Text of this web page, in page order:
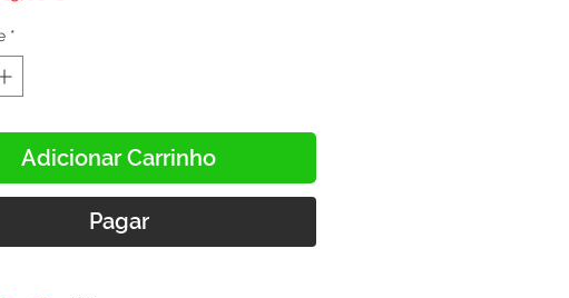
*
Adicionar Carrinho
Pagar